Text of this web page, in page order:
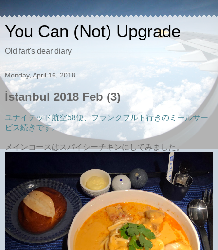
You Can (Not) Upgrade
Old fart's dear diary
Monday, April 16, 2018
İstanbul 2018 Feb (3)
ユナイテッド航空58便、フランクフルト行きのミールサー
ビス続きです。
メインコースはスパイシーチキンにしてみました。